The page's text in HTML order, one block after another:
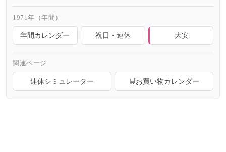
1971年（年間）
年間カレンダー 祝日・連休 大安
関連ページ
連休シミュレーター 🛒お買い物カレンダー